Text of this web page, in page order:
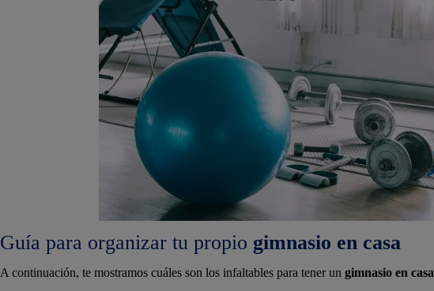
Guía para organizar tu propio gimnasio en casa
A continuación, te mostramos cuáles son los infaltables para tener un gimnasio en casa